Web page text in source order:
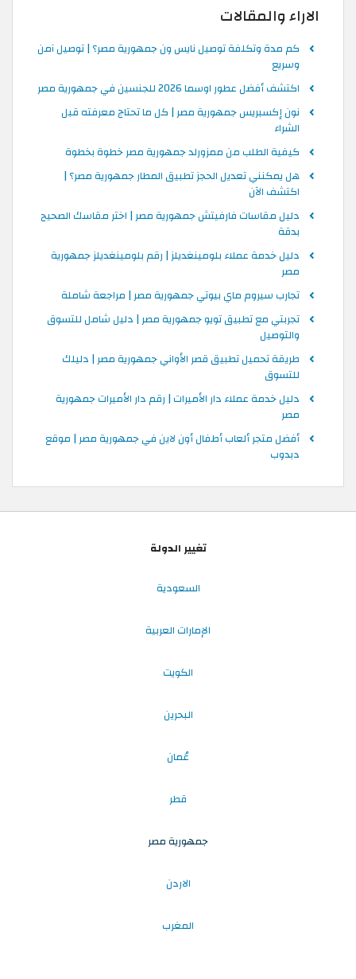
الاراء والمقالات
كم مدة وتكلفة توصيل نايس ون جمهورية مصر؟ | توصيل آمن
وسريع
اكتشف أفضل عطور اوسما 2026 للجنسين في جمهورية مصر
نون إكسبريس جمهورية مصر | كل ما تحتاج معرفته قبل
الشراء
كيفية الطلب من ممزورلد جمهورية مصر خطوة بخطوة
هل يمكنني تعديل الحجز تطبيق المطار جمهورية مصر؟ |
اكتشف الآن
دليل مقاسات فارفيتش جمهورية مصر | اختر مقاسك الصحيح
بدقة
دليل خدمة عملاء بلومينغديلز | رقم بلومينغديلز جمهورية
مصر
تجارب سيروم ماي بيوتي جمهورية مصر | مراجعة شاملة
تجربتي مع تطبيق تويو جمهورية مصر | دليل شامل للتسوق
والتوصيل
طريقة تحميل تطبيق قصر الأواني جمهورية مصر | دليلك
للتسوق
دليل خدمة عملاء دار الأميرات | رقم دار الأميرات جمهورية
مصر
أفضل متجر ألعاب أطفال أون لاين في جمهورية مصر | موقع
دبدوب
تغيير الدولة
السعودية
الإمارات العربية
الكويت
البحرين
عُمان
قطر
جمهورية مصر
الاردن
المغرب